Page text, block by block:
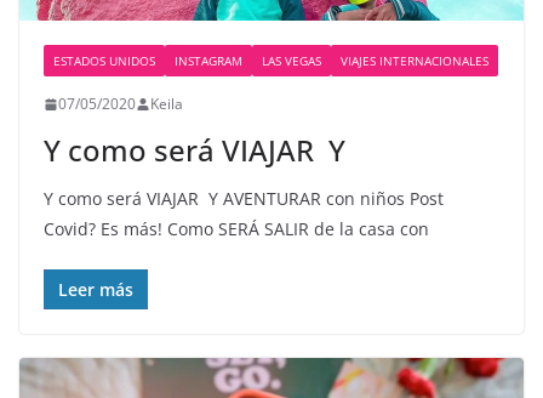
ESTADOS UNIDOS INSTAGRAM LAS VEGAS VIAJES INTERNACIONALES
07/05/2020 Keila
Y como será VIAJAR ️ Y
Y como será VIAJAR ️ Y AVENTURAR con niños Post
Covid? Es más! Como SERÁ SALIR de la casa con
Leer más